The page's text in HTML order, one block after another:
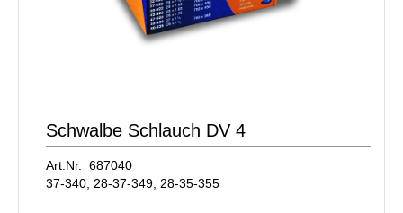
Schwalbe Schlauch DV 4
Art.Nr. 687040
37-340, 28-37-349, 28-35-355